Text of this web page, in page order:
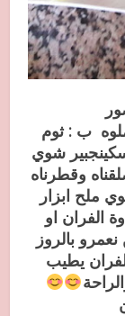
ب : ثوم
شوي
وقطرناه
ملح ابزار
الفران او
بالروز
يطيب